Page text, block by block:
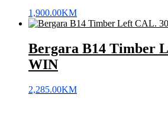
1,900.00KM
Bergara B14 Timber
WIN
2,285.00KM